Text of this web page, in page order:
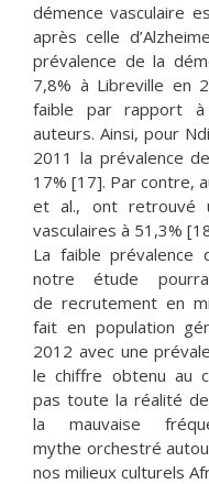
démence vasculaire
après celle
prévalence de la
7,8% à Libreville en
faible par rapport à
auteurs. Ainsi, pour
2011 la prévalence
17% [17]. Par contre,
et al., ont retrouvé
vasculaires à 51,3%
La faible prévalence
notre étude
de recrutement en
fait en population
2012 avec une
le chiffre obtenu au
pas toute la réalité
la mauvaise
mythe orchestré
nos milieux culturels